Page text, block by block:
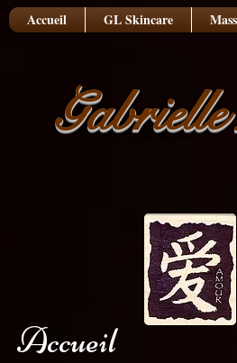
Accueil GL Skincare
Accueil